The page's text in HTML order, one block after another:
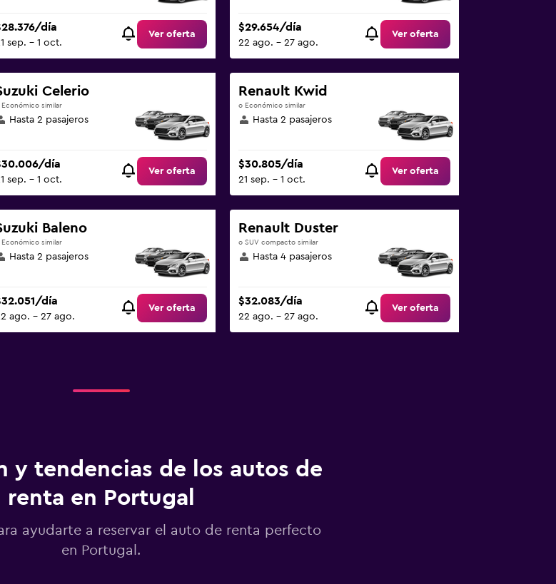
día
sep. - 1 oct.
Ver oferta
$29.654/día
22 ago. - 27 ago.
Ver oferta
Celerio
Económico similar
Hasta 2 pasajeros
día
sep. - 1 oct.
Ver oferta
Renault Kwid
o Económico similar
Hasta 2 pasajeros
$30.805/día
21 sep. - 1 oct.
Ver oferta
Baleno
Económico similar
Hasta 2 pasajeros
día
ago. - 27 ago.
Ver oferta
Renault Duster
o SUV compacto similar
Hasta 4 pasajeros
$32.083/día
22 ago. - 27 ago.
Ver oferta
y tendencias de los autos de
renta en Portugal
ayudarte a reservar el auto de renta perfecto
en Portugal.